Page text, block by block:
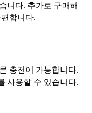
니다. 추가로 구매해
합니다.
충전이 가능합니다.
사용할 수 있습니다.